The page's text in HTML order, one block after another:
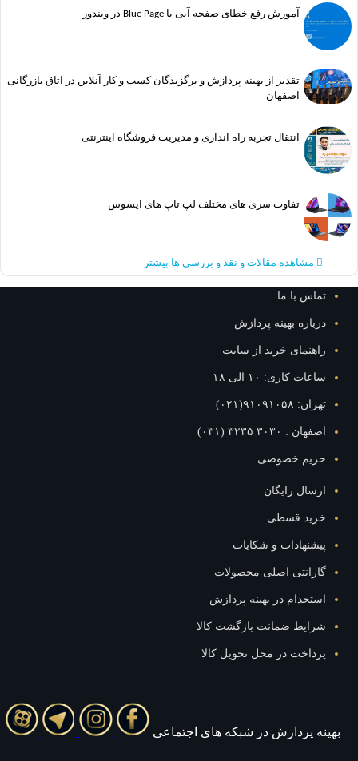
آموزش رفع خطای صفحه آبی یا Blue Page در ویندوز
تقدیر از بهینه پردازش و برگزیدگان کسب و کار آنلاین در اتاق بازرگانی
اصفهان
انتقال تجربه راه اندازی و مدیریت فروشگاه اینترنتی
تفاوت سری های مختلف لپ تاپ های ایسوس
مشاهده مقالات و نقد و بررسی ها بیشتر
تماس با ما
درباره بهینه پردازش
راهنمای خرید از سایت
ساعات کاری: ۱۰ الی ۱۸
تهران: ۹۱۰۹۱۰۵۸(۰۲۱)
اصفهان : ۳۰۳۰ ۳۲۳۵ (۰۳۱)
حریم خصوصی
ارسال رایگان
خرید قسطی
پیشنهادات و شکایات
گارانتی اصلی محصولات
استخدام در بهینه پردازش
شرایط ضمانت بازگشت کالا
پرداخت در محل تحویل کالا
بهينه پردازش در شبکه های اجتماعی